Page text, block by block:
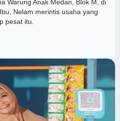
Warung Anak Medan, Blok M, di
Nelam merintis usaha yang
pesat itu.